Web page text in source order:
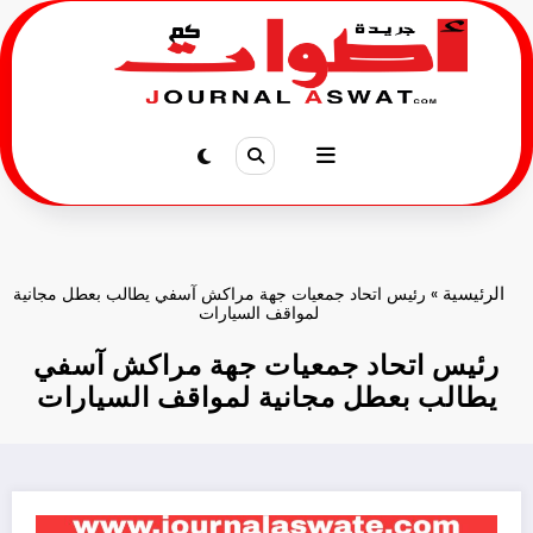
التجاوز
إلى
المحتوى
الرئيسية » رئيس اتحاد جمعيات جهة مراكش آسفي يطالب بعطل مجانية
لمواقف السيارات
رئيس اتحاد جمعيات جهة مراكش آسفي
يطالب بعطل مجانية لمواقف السيارات